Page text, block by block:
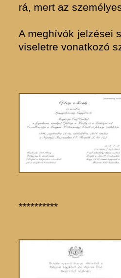
rá, mert az
A meghívók jelzései
viseletre vonatkozó
**********